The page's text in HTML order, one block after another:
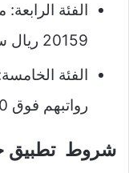
20159 ريال سعودي.
الفئة
رواتبهم فوق 20160.
شروط تطبيق